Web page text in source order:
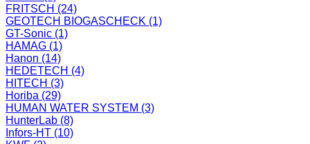
FRITSCH (24)
GEOTECH BIOGASCHECK (1)
GT-Sonic (1)
HAMAG (1)
Hanon (14)
HEDETECH (4)
HITECH (3)
Horiba (29)
HUMAN WATER SYSTEM (3)
HunterLab (8)
Infors-HT (10)